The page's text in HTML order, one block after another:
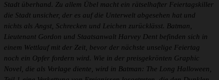
Stadt überhand. Zu allem Übel macht ein rätselhafter Feiertagskiller
die Stadt unsicher, der es auf die Unterwelt abgesehen hat und
nichts als Angst, Schrecken und Leichen zurücklässt. Batman,
Lieutenant Gordon und Staatsanwalt Harvey Dent befinden sich in
einem Wettlauf mit der Zeit, bevor der nächste unselige Feiertag
noch ein Opfer fordern wird. Wie in der preisgekrönten Graphic
Novel, die als Vorlage diente, wird in Batman: The Long Halloween,